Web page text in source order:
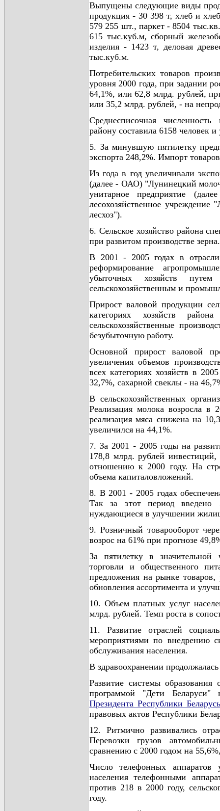
Выпущены следующие виды
продукция - 30 398 т, хлеб и
579 255 шт., паркет - 8504
615 тыс.куб.м, сборный
изделия - 1423 т, деловая
тыс.куб.м.
Потребительских товаров
уровня 2000 года, при задании
64,1%, или 62,8 млрд. рублей,
или 35,2 млрд. рублей, - на
Среднесписочная
району составила 6158 человек
5. За минувшую пятилетку
экспорта 248,2%. Импорт
Из года в год увеличивали
(далее - ОАО) "Лунинецкий
унитарное предприятие
лесохозяйственное
лесхоз").
6. Сельское хозяйство района
при развитом производстве зерна.
В 2001 - 2005 годах в
реформирование
убыточных хозяйств
сельскохозяйственным и
Прирост валовой продукции
категориях хозяйств
сельскохозяйственные
безубыточную работу.
Основной прирост валовой
увеличения объемов
всех категориях хозяйств в
32,7%, сахарной свеклы - на
В сельскохозяйственных
Реализация молока возросла
реализация мяса снижена на
увеличился на 44,1%.
7. За 2001 - 2005 годы на
178,8 млрд. рублей
отношению к 2000 году. На
объема капиталовложений.
8. В 2001 - 2005 годах
Так за этот период
нуждающиеся в улучшении
9. Розничный товарооборот
возрос на 61% при прогнозе
За пятилетку в значительной
торговли и общественного
предложения на рынке
обновления ассортимента и
10. Объем платных услуг
млрд. рублей. Темп роста в
11. Развитие отраслей
мероприятиями по внедрению
обслуживания населения.
В здравоохранении
Развитие системы образования
программой "Дети
Президента Республики Беларусь
правовых актов Республики
12. Ритмично развивались
Перевозки грузов
сравнению с 2000 годом на
Число телефонных аппаратов
населения телефонными
против 218 в 2000 году,
году.